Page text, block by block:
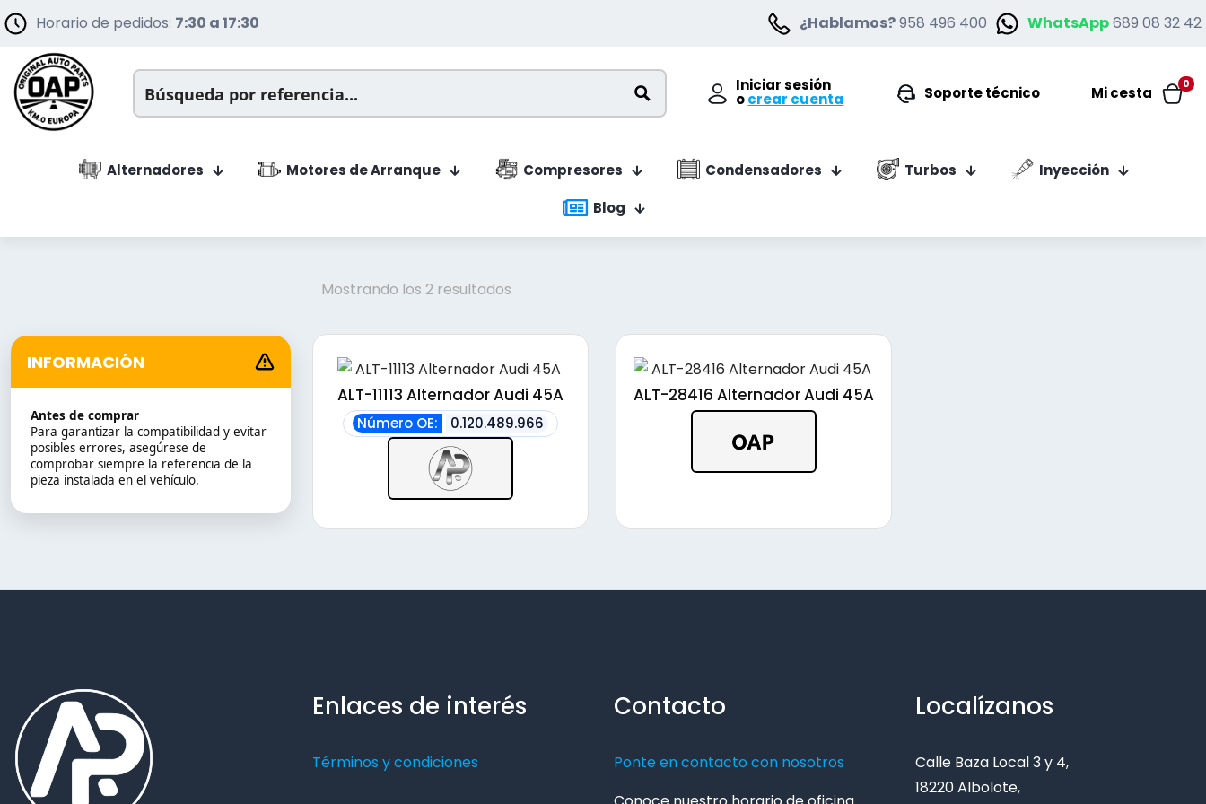
Horario de pedidos: 7:30 a 17:30 ¿Hablamos?958 496 400 WhatsApp689 08 32 42
Iniciar sesión
ocrear cuenta Soporte técnico
0
Mi cesta
Alternadores Motores de Arranque Compresores Condensadores Turbos
Inyección
Blog
INFORMACIÓN
Antes de comprar
Para garantizar la compatibilidad y evitar
posibles errores, asegúrese de
comprobar siempre la referencia de la
pieza instalada en el vehículo.
Mostrando los 2 resultadosOrdenado
precio:
bajo
a
alto
ALT-11113 Alternador Audi 45A
Número OE: 0.120.489.966
ALT-28416 Alternador Audi 45A
Enlaces de interés
Términos y condiciones
Contacto
Ponte en contacto con nosotros
Localízanos
Calle Baza Local 3 y 4,
18220 Albolote,